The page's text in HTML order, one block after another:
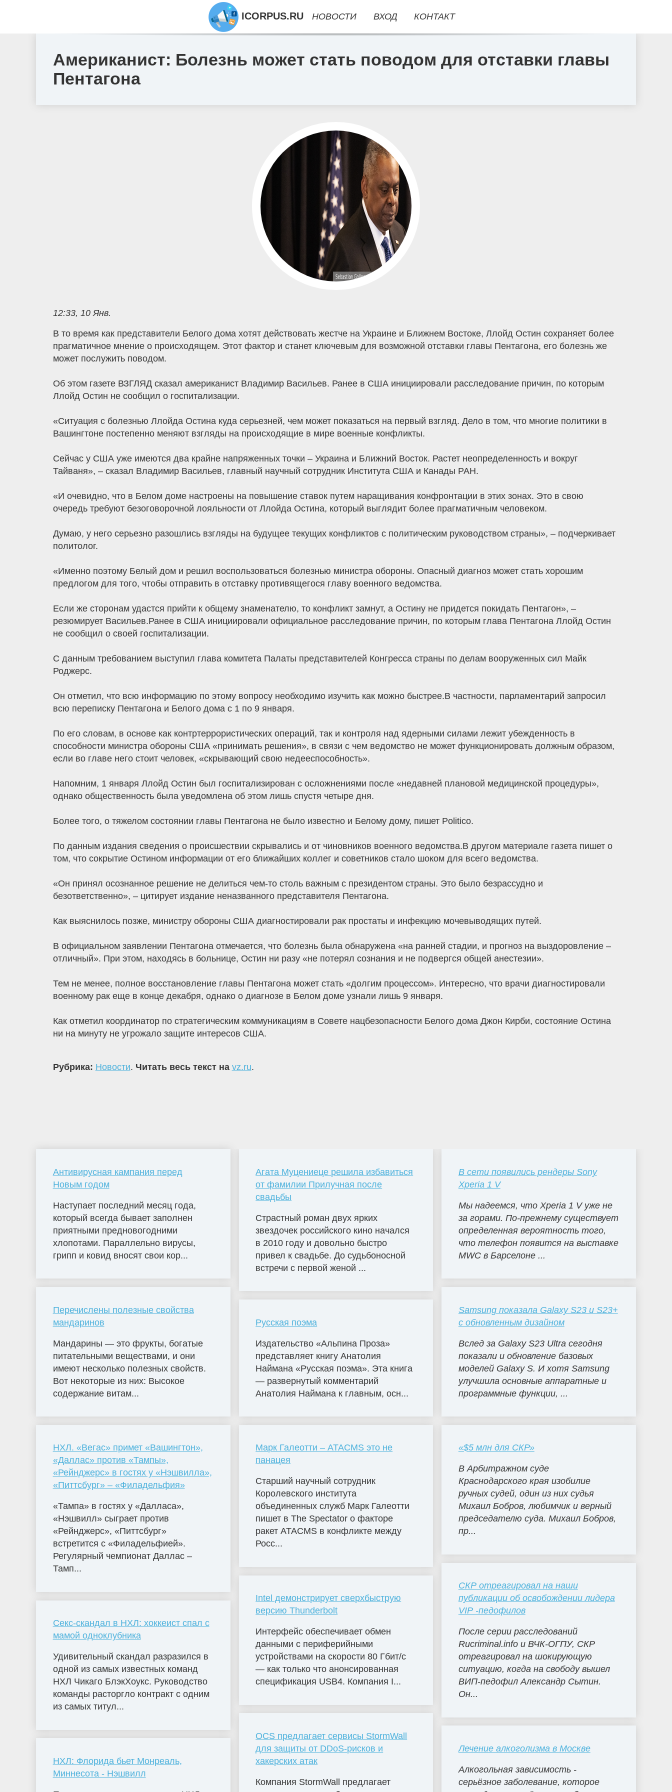
Американист: Болезнь может стать поводом для отставки главы
Пентагона
12:33, 10 Янв.
В то время как представители Белого дома хотят действовать жестче на Украине и Ближнем Востоке, Ллойд Остин сохраняет более
прагматичное мнение о происходящем. Этот фактор и станет ключевым для возможной отставки главы Пентагона, его болезнь же
может послужить поводом.
Об этом газете ВЗГЛЯД сказал американист Владимир Васильев. Ранее в США инициировали расследование причин, по которым
Ллойд Остин не сообщил о госпитализации.
«Ситуация с болезнью Ллойда Остина куда серьезней, чем может показаться на первый взгляд. Дело в том, что многие политики в
Вашингтоне постепенно меняют взгляды на происходящие в мире военные конфликты.
Сейчас у США уже имеются два крайне напряженных точки – Украина и Ближний Восток. Растет неопределенность и вокруг
Тайваня», – сказал Владимир Васильев, главный научный сотрудник Института США и Канады РАН.
«И очевидно, что в Белом доме настроены на повышение ставок путем наращивания конфронтации в этих зонах. Это в свою
очередь требуют безоговорочной лояльности от Ллойда Остина, который выглядит более прагматичным человеком.
Думаю, у него серьезно разошлись взгляды на будущее текущих конфликтов с политическим руководством страны», – подчеркивает
политолог.
«Именно поэтому Белый дом и решил воспользоваться болезнью министра обороны. Опасный диагноз может стать хорошим
предлогом для того, чтобы отправить в отставку противящегося главу военного ведомства.
Если же сторонам удастся прийти к общему знаменателю, то конфликт замнут, а Остину не придется покидать Пентагон», –
резюмирует Васильев.Ранее в США инициировали официальное расследование причин, по которым глава Пентагона Ллойд Остин
не сообщил о своей госпитализации.
С данным требованием выступил глава комитета Палаты представителей Конгресса страны по делам вооруженных сил Майк
Роджерс.
Он отметил, что всю информацию по этому вопросу необходимо изучить как можно быстрее.В частности, парламентарий запросил
всю переписку Пентагона и Белого дома с 1 по 9 января.
По его словам, в основе как контртеррористических операций, так и контроля над ядерными силами лежит убежденность в
способности министра обороны США «принимать решения», в связи с чем ведомство не может функционировать должным образом,
если во главе него стоит человек, «скрывающий свою недееспособность».
Напомним, 1 января Ллойд Остин был госпитализирован с осложнениями после «недавней плановой медицинской процедуры»,
однако общественность была уведомлена об этом лишь спустя четыре дня.
Более того, о тяжелом состоянии главы Пентагона не было известно и Белому дому, пишет Politico.
По данным издания сведения о происшествии скрывались и от чиновников военного ведомства.В другом материале газета пишет о
том, что сокрытие Остином информации от его ближайших коллег и советников стало шоком для всего ведомства.
«Он принял осознанное решение не делиться чем-то столь важным с президентом страны. Это было безрассудно и
безответственно», – цитирует издание неназванного представителя Пентагона.
Как выяснилось позже, министру обороны США диагностировали рак простаты и инфекцию мочевыводящих путей.
В официальном заявлении Пентагона отмечается, что болезнь была обнаружена «на ранней стадии, и прогноз на выздоровление –
отличный». При этом, находясь в больнице, Остин ни разу «не потерял сознания и не подвергся общей анестезии».
Тем не менее, полное восстановление главы Пентагона может стать «долгим процессом». Интересно, что врачи диагностировали
военному рак еще в конце декабря, однако о диагнозе в Белом доме узнали лишь 9 января.
Как отметил координатор по стратегическим коммуникациям в Совете нацбезопасности Белого дома Джон Кирби, состояние Остина
ни на минуту не угрожало защите интересов США.
Рубрика: Новости. Читать весь текст на vz.ru.
Антивирусная кампания перед
Новым годом
Наступает последний месяц года,
который всегда бывает заполнен
приятными предновогодними
хлопотами. Параллельно вирусы,
грипп и ковид вносят свои кор...
Перечислены полезные свойства
мандаринов
Мандарины — это фрукты, богатые
питательными веществами, и они
имеют несколько полезных свойств.
Вот некоторые из них: Высокое
содержание витам...
НХЛ. «Вегас» примет «Вашингтон»,
«Даллас» против «Тампы»,
«Рейнджерс» в гостях у «Нэшвилла»,
«Питтсбург» – «Филадельфия»
«Тампа» в гостях у «Далласа»,
«Нэшвилл» сыграет против
«Рейнджерс», «Питтсбург»
встретится с «Филадельфией».
Регулярный чемпионат Даллас –
Тамп...
Секс-скандал в НХЛ: хоккеист спал с
мамой одноклубника
Удивительный скандал разразился в
одной из самых известных команд
НХЛ Чикаго БлэкХоукс. Руководство
команды расторгло контракт с одним
из самых титул...
НХЛ: Флорида бьет Монреаль,
Миннесота - Нэшвилл
Агата Муцениеце решила избавиться
от фамилии Прилучная после
свадьбы
Страстный роман двух ярких
звездочек российского кино начался
в 2010 году и довольно быстро
привел к свадьбе. До судьбоносной
встречи с первой женой ...
Русская поэма
Издательство «Альпина Проза»
представляет книгу Анатолия
Наймана «Русская поэма». Эта книга
— развернутый комментарий
Анатолия Наймана к главным, осн...
Марк Галеотти – ATACMS это не
панацея
Старший научный сотрудник
Королевского института
объединенных служб Марк Галеотти
пишет в The Spectator о факторе
ракет ATACMS в конфликте между
Росс...
Intel демонстрирует сверхбыструю
версию Thunderbolt
Интерфейс обеспечивает обмен
данными с периферийными
устройствами на скорости 80 Гбит/с
— как только что анонсированная
спецификация USB4. Компания I...
OCS предлагает сервисы StormWall
для защиты от DDoS-рисков и
хакерских атак
Компания StormWall предлагает
В сети появились рендеры Sony
Xperia 1 V
Мы надеемся, что Xperia 1 V уже не
за горами. По-прежнему существует
определенная вероятность того,
что телефон появится на выставке
MWC в Барселоне ...
Samsung показала Galaxy S23 и S23+
с обновленным дизайном
Вслед за Galaxy S23 Ultra сегодня
показали и обновление базовых
моделей Galaxy S. И хотя Samsung
улучшила основные аппаратные и
программные функции, ...
«$5 млн для СКР»
В Арбитражном суде
Краснодарского края изобилие
ручных судей, один из них судья
Михаил Бобров, любимчик и верный
председателю суда. Михаил Бобров,
пр...
СКР отреагировал на наши
публикации об освобождении лидера
VIP -педофилов
После серии расследований
Rucriminal.info и ВЧК-ОГПУ, СКР
отреагировал на шокирующую
ситуацию, когда на свободу вышел
ВИП-педофил Александр Сытин.
Он...
Лечение алкоголизма в Москве
Алкогольная зависимость -
серьёзное заболевание, которое
ICORPUS.RU НОВОСТИ ВХОД КОНТАКТ